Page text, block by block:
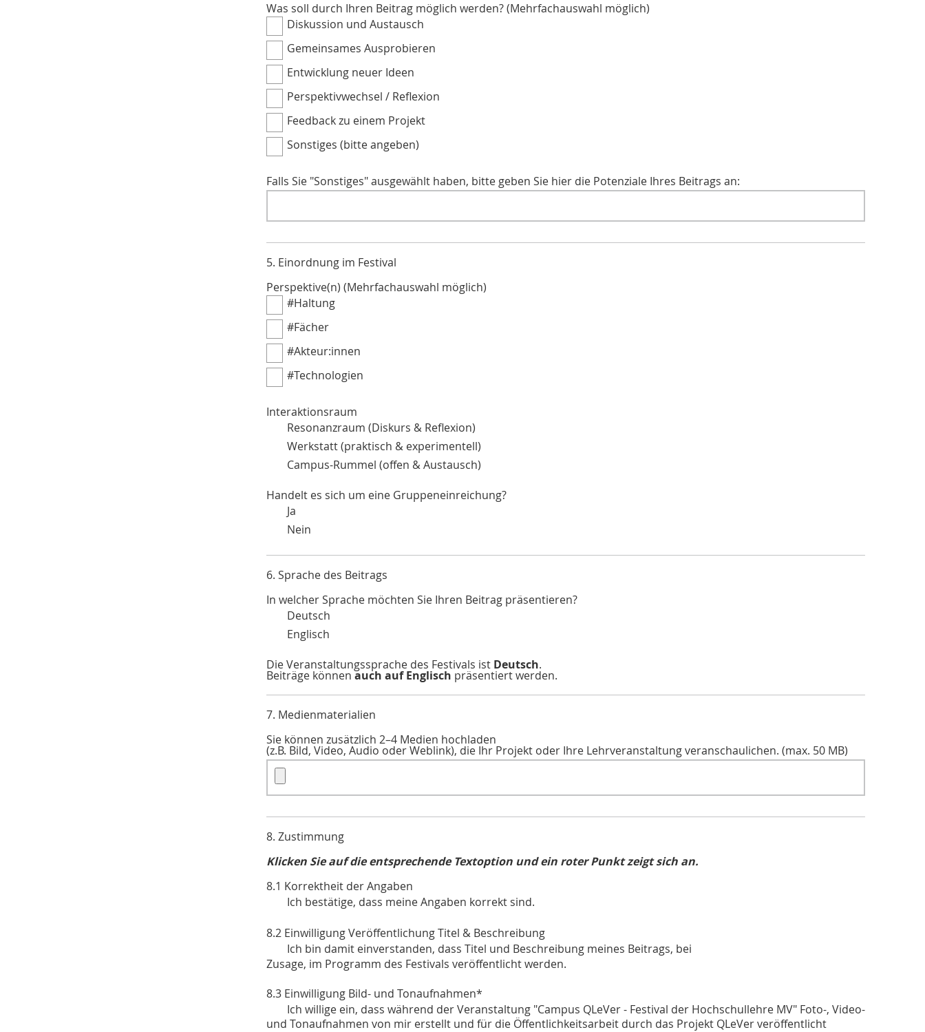
Was soll durch Ihren Beitrag möglich werden? (Mehrfachauswahl möglich)
Diskussion und Austausch
Gemeinsames Ausprobieren
Entwicklung neuer Ideen
Perspektivwechsel / Reflexion
Feedback zu einem Projekt
Sonstiges (bitte angeben)
Falls Sie "Sonstiges" ausgewählt haben, bitte geben Sie hier die Potenziale Ihres Beitrags an:
5. Einordnung im Festival
Perspektive(n) (Mehrfachauswahl möglich)
#Haltung
#Fächer
#Akteur:innen
#Technologien
Interaktionsraum
Resonanzraum (Diskurs & Reflexion)
Werkstatt (praktisch & experimentell)
Campus-Rummel (offen & Austausch)
Handelt es sich um eine Gruppeneinreichung?
Ja
Nein
6. Sprache des Beitrags
In welcher Sprache möchten Sie Ihren Beitrag präsentieren?
Deutsch
Englisch
Die Veranstaltungssprache des Festivals ist Deutsch.
Beiträge könnenauch auf Englisch präsentiert werden.
7. Medienmaterialien
Sie können zusätzlich 2–4 Medien hochladen
(z.B. Bild, Video, Audio oder Weblink), die Ihr Projekt oder Ihre Lehrveranstaltung veranschaulichen. (max. 50 MB)
8. Zustimmung
Klicken Sie auf die entsprechende Textoption und ein roter Punkt zeigt sich an.
8.1 Korrektheit der Angaben
Ich bestätige, dass meine Angaben korrekt sind.
8.2 Einwilligung Veröffentlichung Titel & Beschreibung
Ich bin damit einverstanden, dass Titel und Beschreibung meines Beitrags, bei
Zusage, im Programm des Festivals veröffentlicht werden.
8.3 Einwilligung Bild- und Tonaufnahmen*
Ich willige ein, dass während der Veranstaltung "Campus QLeVer - Festival der Hochschullehre MV" Foto-, Video-
und Tonaufnahmen von mir erstellt und für die Öffentlichkeitsarbeit durch das Projekt QLeVer veröffentlicht